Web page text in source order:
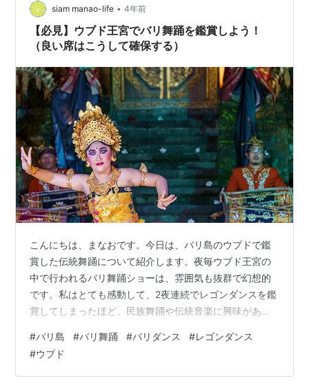
ージより抜粋） 1.Tari Pendet：花撒き（ウェルカムダン
ス）2.Tari Baris：男性による…
siam manao-life • 4年前
【必見】ウブド王宮でバリ舞踊を鑑賞しよう！
（良い席はこうして確保する）
こんにちは、まなおです。今日は、バリ島のウブドで鑑
賞した伝統舞踊について紹介します。夜毎ウブド王宮の
中で行われるバリ舞踊ショーは、雰囲気も抜群で幻想的
です。私はとても感動して、2夜連続でレゴンダンスを鑑
賞してしまったほど。民族舞踊や伝統音楽に興味がある
おすすめします！チケットの入手方法や良い席の確保の
仕方なんかについても書いておきますので、ぜひご一読
ください。 バリ島の伝統舞踊 チケットの入手方法 ベス
#バリ島 #バリ舞踊 #バリダンス #レゴンダンス
#ウブド